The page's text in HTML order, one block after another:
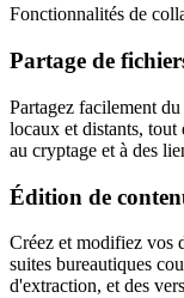
Fonctionnalités de
Partage de
Partagez facilement
locaux et distants, tout
au cryptage et à des
Édition de
Créez et modifiez vos
suites bureautiques
d'extraction, et des